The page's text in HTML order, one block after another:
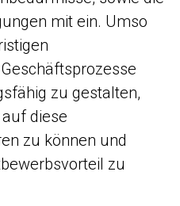
mit ein. Umso
zu gestalten,
diese
zu können und
zu